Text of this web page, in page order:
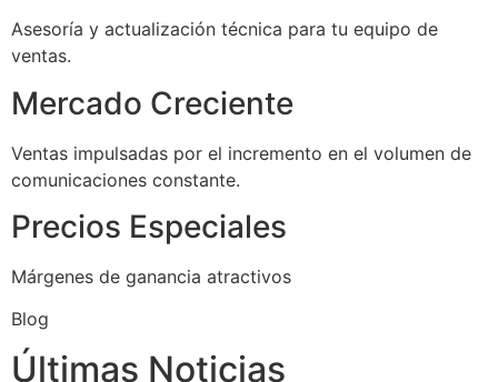
Asesoría y actualización técnica para tu equipo de
ventas.
Mercado Creciente
Ventas impulsadas por el incremento en el volumen de
comunicaciones constante.
Precios Especiales
Márgenes de ganancia atractivos
Blog
Últimas Noticias